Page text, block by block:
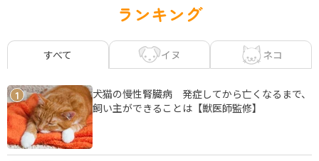
ランキング
すべて イヌ ネコ
1
犬猫の慢性腎臓病 発症してから亡くなるまで、
飼い主ができることは【獣医師監修】